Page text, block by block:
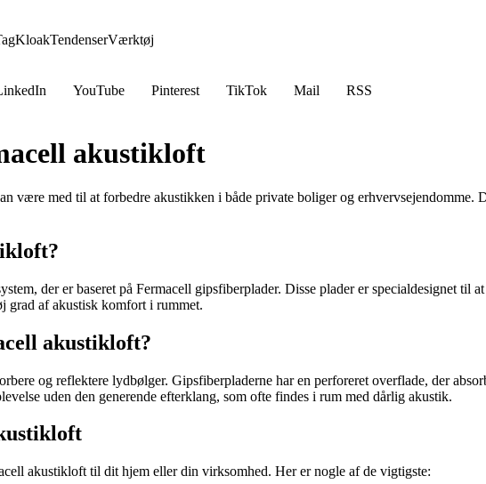
KloakTendenserVærktøj
YouTube Pinterest TikTok Mail
RSS
akustikloft
være med til at forbedre akustikken i både private boliger og erhvervsejendomme.
der er baseret på Fermacell gipsfiberplader. Disse plader er specialdesignet
grad af akustisk komfort i rummet.
akustikloft?
og reflektere lydbølger. Gipsfiberpladerne har en perforeret overflade, der
uden den generende efterklang, som ofte findes i rum med dårlig akustik.
akustikloft til dit hjem eller din virksomhed. Her er nogle af de vigtigste: